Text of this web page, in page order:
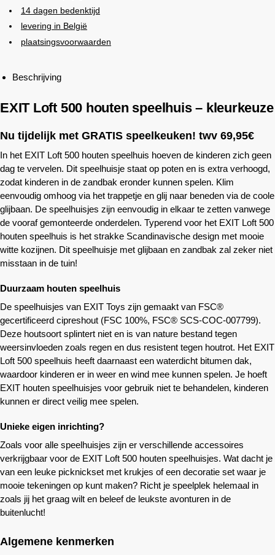
14 dagen bedenktijd
levering in België
plaatsingsvoorwaarden
Beschrijving
EXIT Loft 500 houten speelhuis – kleurkeuze
Nu tijdelijk met GRATIS speelkeuken! twv 69,95€
In het EXIT Loft 500 houten speelhuis hoeven de kinderen zich geen
dag te vervelen. Dit speelhuisje staat op poten en is extra verhoogd,
zodat kinderen in de zandbak eronder kunnen spelen. Klim
eenvoudig omhoog via het trappetje en glij naar beneden via de coole
glijbaan. De speelhuisjes zijn eenvoudig in elkaar te zetten vanwege
de vooraf gemonteerde onderdelen. Typerend voor het EXIT Loft 500
houten speelhuis is het strakke Scandinavische design met mooie
witte kozijnen. Dit speelhuisje met glijbaan en zandbak zal zeker niet
misstaan in de tuin!
Duurzaam houten speelhuis
De speelhuisjes van EXIT Toys zijn gemaakt van FSC®
gecertificeerd cipreshout (FSC 100%, FSC® SCS-COC-007799).
Deze houtsoort splintert niet en is van nature bestand tegen
weersinvloeden zoals regen en dus resistent tegen houtrot. Het EXIT
Loft 500 speelhuis heeft daarnaast een waterdicht bitumen dak,
waardoor kinderen er in weer en wind mee kunnen spelen. Je hoeft
EXIT houten speelhuisjes voor gebruik niet te behandelen, kinderen
kunnen er direct veilig mee spelen.
Unieke eigen inrichting?
Zoals voor alle speelhuisjes zijn er verschillende accessoires
verkrijgbaar voor de EXIT Loft 500 houten speelhuisjes. Wat dacht je
van een leuke picknickset met krukjes of een decoratie set waar je
mooie tekeningen op kunt maken? Richt je speelplek helemaal in
zoals jij het graag wilt en beleef de leukste avonturen in de
buitenlucht!
Algemene kenmerken